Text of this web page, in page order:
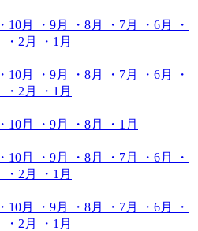
・10月 ・9月 ・8月 ・7月 ・6月
・
・2月
・1月
・10月 ・9月 ・8月 ・7月 ・6月
・
・2月
・1月
・10月 ・9月 ・8月
・1月
・10月 ・9月 ・8月 ・7月 ・6月
・
・2月
・1月
・10月 ・9月 ・8月 ・7月 ・6月
・
・2月
・1月